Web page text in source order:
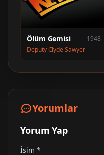
Ölüm Gemisi
1948
Deputy Clyde Sawyer
Yorumlar
Yorum Yap
İsim *